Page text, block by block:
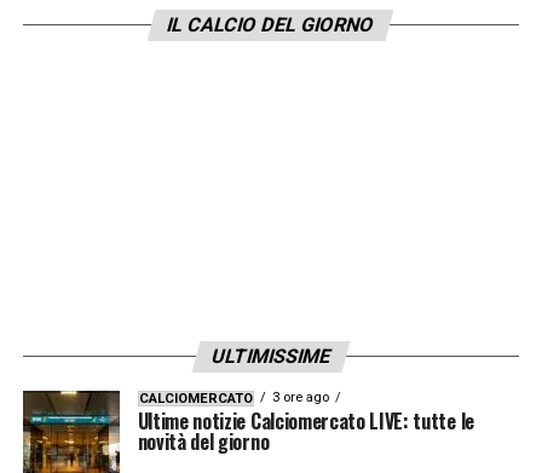
IL CALCIO DEL GIORNO
ULTIMISSIME
CALCIOMERCATO 3 ore ago
Ultime notizie Calciomercato LIVE: tutte le
novità del giorno